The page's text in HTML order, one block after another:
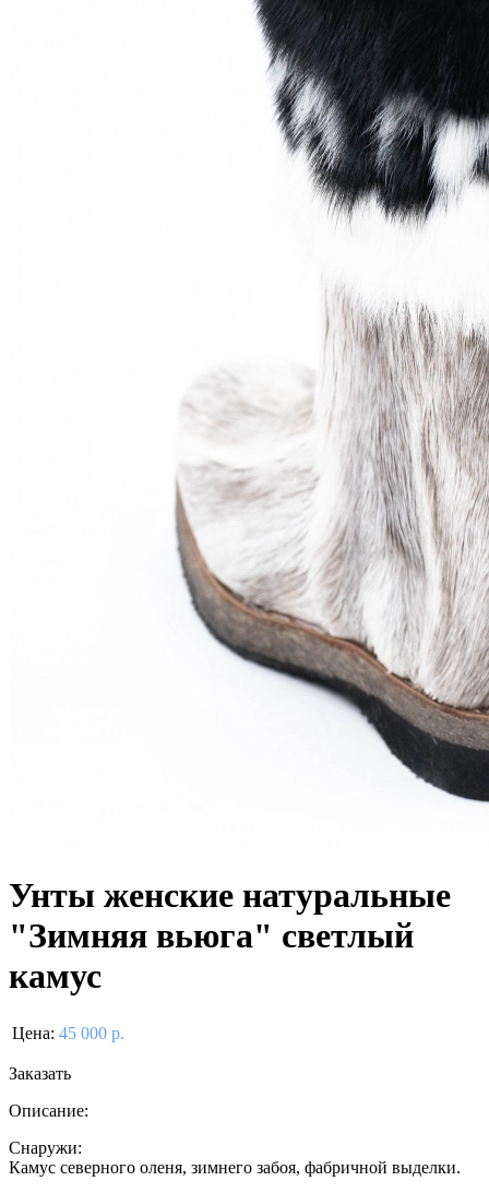
Унты женские натуральные
"Зимняя вьюга" светлый
камус
Цена: 45 000 р.
Заказать
Описание:
Снаружи:
Камус северного оленя, зимнего забоя, фабричной выделки.